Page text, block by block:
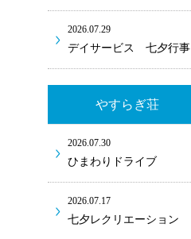
2026.07.29
デイサービス 七夕行事
やすらぎ荘
2026.07.30
ひまわりドライブ
2026.07.17
七夕レクリエーション